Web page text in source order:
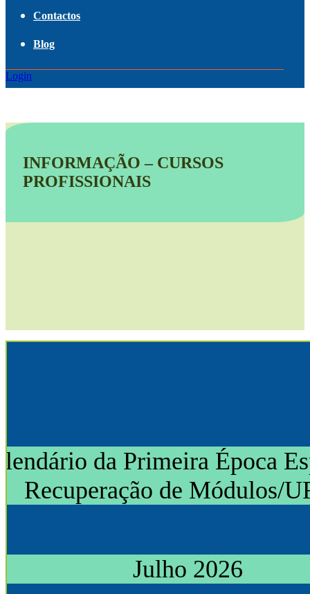
Contactos
Blog
Login
INFORMAÇÃO – CURSOS
PROFISSIONAIS
da Primeira Época
Recuperação de Módulos/
Julho 2026